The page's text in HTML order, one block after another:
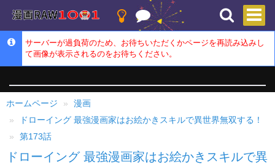
サーバーが過負荷のため、お待ちいただくかページを再読み込みし
て画像が表示されるのをお待ちください。
ホームページ
漫画
ドローイング 最強漫画家はお絵かきスキルで異世界無双する！
第173話
ドローイング 最強漫画家はお絵かきスキルで異